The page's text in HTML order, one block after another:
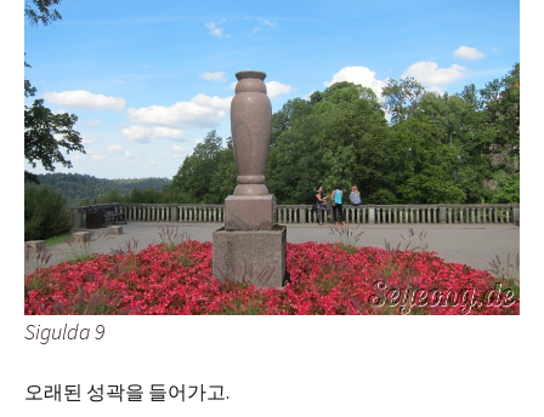
Sigulda 9
오래된 성곽을 들어가고.